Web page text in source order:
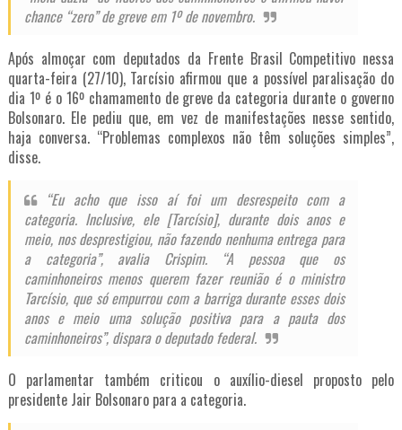
chance “zero” de greve em 1º de novembro.
Após almoçar com deputados da Frente Brasil Competitivo nessa
quarta-feira (27/10), Tarcísio afirmou que a possível paralisação do
dia 1º é o 16º chamamento de greve da categoria durante o governo
Bolsonaro. Ele pediu que, em vez de manifestações nesse sentido,
haja conversa. “Problemas complexos não têm soluções simples”,
disse.
“Eu acho que isso aí foi um desrespeito com a
categoria. Inclusive, ele [Tarcísio], durante dois anos e
meio, nos desprestigiou, não fazendo nenhuma entrega para
a categoria”, avalia Crispim. “A pessoa que os
caminhoneiros menos querem fazer reunião é o ministro
Tarcísio, que só empurrou com a barriga durante esses dois
anos e meio uma solução positiva para a pauta dos
caminhoneiros”, dispara o deputado federal.
O parlamentar também criticou o auxílio-diesel proposto pelo
presidente Jair Bolsonaro para a categoria.